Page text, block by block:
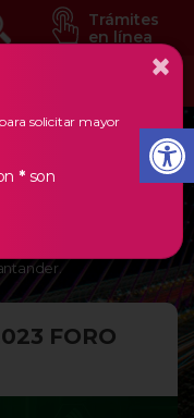
Trámites
en línea
creemos en los
de empresas
FORO
×
solicitar mayor
*son